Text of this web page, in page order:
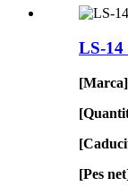
LS-14
[Pes